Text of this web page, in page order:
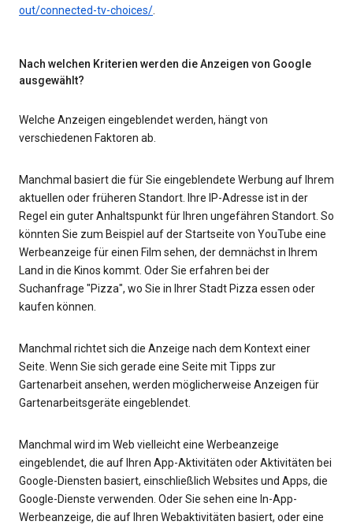
out/connected-tv-choices/.
Nach welchen Kriterien werden die Anzeigen von Google
ausgewählt?
Welche Anzeigen eingeblendet werden, hängt von
verschiedenen Faktoren ab.
Manchmal basiert die für Sie eingeblendete Werbung auf Ihrem
aktuellen oder früheren Standort. Ihre IP-Adresse ist in der
Regel ein guter Anhaltspunkt für Ihren ungefähren Standort. So
könnten Sie zum Beispiel auf der Startseite von YouTube eine
Werbeanzeige für einen Film sehen, der demnächst in Ihrem
Land in die Kinos kommt. Oder Sie erfahren bei der
Suchanfrage "Pizza", wo Sie in Ihrer Stadt Pizza essen oder
kaufen können.
Manchmal richtet sich die Anzeige nach dem Kontext einer
Seite. Wenn Sie sich gerade eine Seite mit Tipps zur
Gartenarbeit ansehen, werden möglicherweise Anzeigen für
Gartenarbeitsgeräte eingeblendet.
Manchmal wird im Web vielleicht eine Werbeanzeige
eingeblendet, die auf Ihren App-Aktivitäten oder Aktivitäten bei
Google-Diensten basiert, einschließlich Websites und Apps, die
Google-Dienste verwenden. Oder Sie sehen eine In-App-
Werbeanzeige, die auf Ihren Webaktivitäten basiert, oder eine